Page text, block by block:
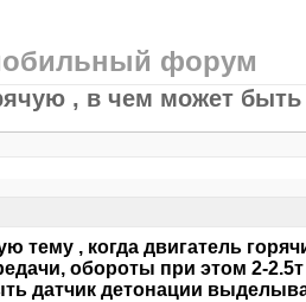
форум
, в чем может быть
тему , когда двигатель
обороты при этом 2-
датчик детонации